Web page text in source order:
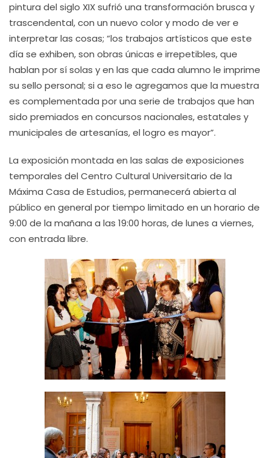
pintura del siglo XIX sufrió una transformación brusca y
trascendental, con un nuevo color y modo de ver e
interpretar las cosas; “los trabajos artísticos que este
día se exhiben, son obras únicas e irrepetibles, que
hablan por sí solas y en las que cada alumno le imprime
su sello personal; si a eso le agregamos que la muestra
es complementada por una serie de trabajos que han
sido premiados en concursos nacionales, estatales y
municipales de artesanías, el logro es mayor”.
La exposición montada en las salas de exposiciones
temporales del Centro Cultural Universitario de la
Máxima Casa de Estudios, permanecerá abierta al
público en general por tiempo limitado en un horario de
9:00 de la mañana a las 19:00 horas, de lunes a viernes,
con entrada libre.